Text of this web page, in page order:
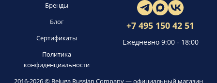
Бренды
Блог
Сертификаты
Политика
конфиденциальности
+7 495 150 42 51
Ежедневно 9:00 - 18:00
2016-2026 © Beluga Russian Company — официальный магазин